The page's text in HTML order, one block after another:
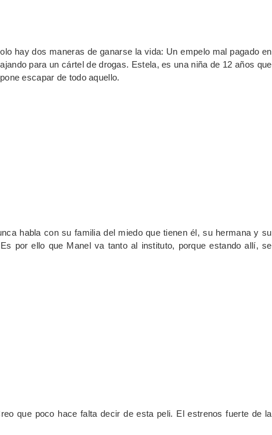
hay dos maneras de ganarse la vida: Un empelo mal pagado en
para un cártel de drogas. Estela, es una niña de 12 años que
escapar de todo aquello.
habla con su familia del miedo que tienen él, su hermana y su
por ello que Manel va tanto al instituto, porque estando allí, se
que poco hace falta decir de esta peli. El estrenos fuerte de la